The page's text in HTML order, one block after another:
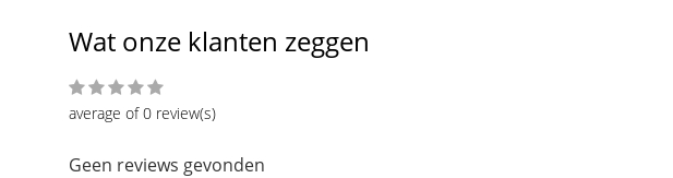
Wat onze klanten zeggen
average of 0 review(s)
Geen reviews gevonden